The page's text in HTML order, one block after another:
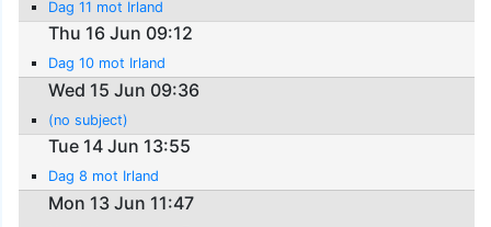
Dag 11 mot Irland
Thu 16 Jun 09:12
Dag 10 mot Irland
Wed 15 Jun 09:36
(no subject)
Tue 14 Jun 13:55
Dag 8 mot Irland
Mon 13 Jun 11:47